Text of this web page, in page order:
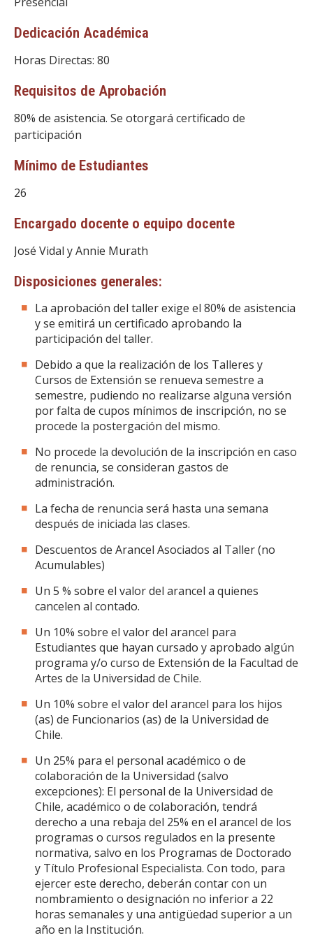
Dedicación Académica
Horas Directas: 80
Requisitos de Aprobación
80% de asistencia. Se otorgará certificado de
participación
Mínimo de Estudiantes
26
Encargado docente o equipo docente
José Vidal y Annie Murath
Disposiciones generales:
La aprobación del taller exige el 80% de asistencia
y se emitirá un certificado aprobando la
participación del taller.
Debido a que la realización de los Talleres y
Cursos de Extensión se renueva semestre a
semestre, pudiendo no realizarse alguna versión
por falta de cupos mínimos de inscripción, no se
procede la postergación del mismo.
No procede la devolución de la inscripción en caso
de renuncia, se consideran gastos de
administración.
La fecha de renuncia será hasta una semana
después de iniciada las clases.
Descuentos de Arancel Asociados al Taller (no
Acumulables)
Un 5 % sobre el valor del arancel a quienes
cancelen al contado.
Un 10% sobre el valor del arancel para
Estudiantes que hayan cursado y aprobado algún
programa y/o curso de Extensión de la Facultad de
Artes de la Universidad de Chile.
Un 10% sobre el valor del arancel para los hijos
(as) de Funcionarios (as) de la Universidad de
Chile.
Un 25% para el personal académico o de
colaboración de la Universidad (salvo
excepciones): El personal de la Universidad de
Chile, académico o de colaboración, tendrá
derecho a una rebaja del 25% en el arancel de los
programas o cursos regulados en la presente
normativa, salvo en los Programas de Doctorado
y Título Profesional Especialista. Con todo, para
ejercer este derecho, deberán contar con un
nombramiento o designación no inferior a 22
horas semanales y una antigüedad superior a un
año en la Institución.